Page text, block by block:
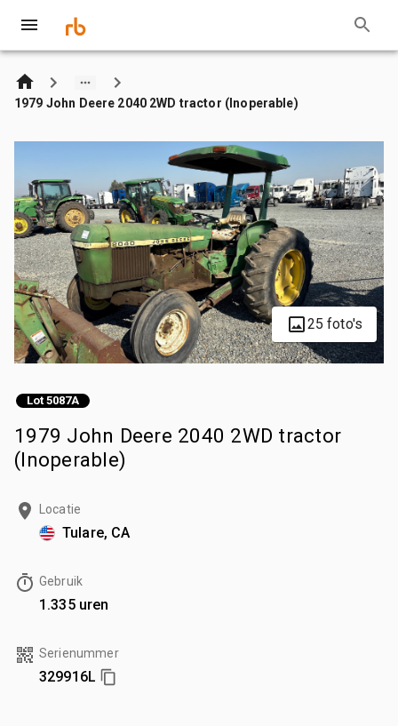
1979 John Deere 2040 2WD tractor (Inoperable)
25 foto's
Lot 5087A
1979 John Deere 2040 2WD tractor
(Inoperable)
Locatie
Tulare, CA
Gebruik
1.335 uren
Serienummer
329916L